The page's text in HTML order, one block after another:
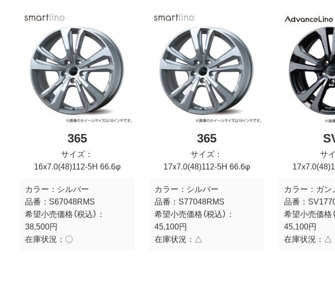
365
サイズ：
16x7.0(48)112-5H 66.6φ
カラー： シルバー
品番： S67048RMS
希望小売価格（税込）：
38,500円
在庫状況： 〇
365
サイズ：
17x7.0(48)112-5H 66.6φ
カラー： シルバー
品番： S77048RMS
希望小売価格（税込）：
45,100円
在庫状況： △
サ
カラー： ガン
品番：
希望小売価格（
45,100円
在庫状況： △